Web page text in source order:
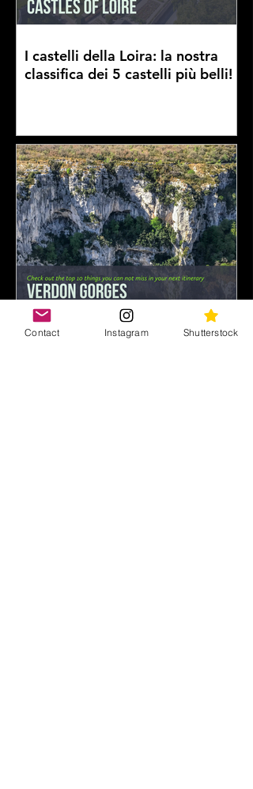
I castelli della Loira: la nostra
classifica dei 5 castelli più belli!
The top 10 series: Gole del
Contact Instagram Shutterstock